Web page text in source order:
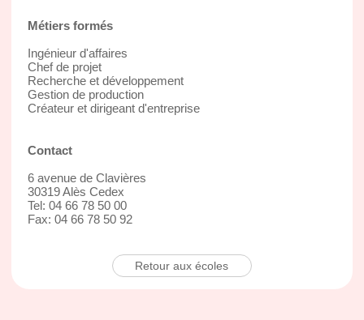
Métiers formés
Ingénieur d'affaires
Chef de projet
Recherche et développement
Gestion de production
Créateur et dirigeant d'entreprise
Contact
6 avenue de Clavières
30319 Alès Cedex
Tel: 04 66 78 50 00
Fax: 04 66 78 50 92
Retour aux écoles